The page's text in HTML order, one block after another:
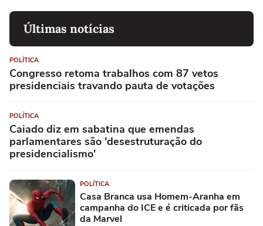
Últimas notícias
POLÍTICA
Congresso retoma trabalhos com 87 vetos
presidenciais travando pauta de votações
POLÍTICA
Caiado diz em sabatina que emendas
parlamentares são 'desestruturação do
presidencialismo'
POLÍTICA
Casa Branca usa Homem-Aranha em
campanha do ICE e é criticada por fãs
da Marvel